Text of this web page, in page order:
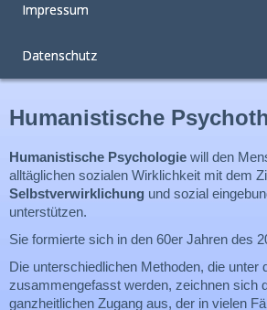
Impressum
Datenschutz
Humanistische
Humanistische Psychologie will den
alltäglichen sozialen Wirklichkeit mit dem
Selbstverwirklichung und sozial
unterstützen.
Sie formierte sich in den 60er Jahren des
Die unterschiedlichen Methoden, die unter
zusammengefasst werden, zeichnen sich
ganzheitlichen Zugang aus, der in vielen